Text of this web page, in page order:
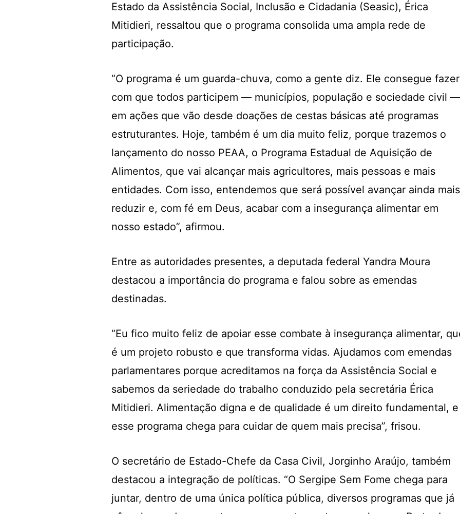
Estado da Assistência Social, Inclusão e Cidadania (Seasic), Érica
Mitidieri, ressaltou que o programa consolida uma ampla rede de
participação.
“O programa é um guarda-chuva, como a gente diz. Ele consegue fazer
com que todos participem — municípios, população e sociedade civil —
em ações que vão desde doações de cestas básicas até programas
estruturantes. Hoje, também é um dia muito feliz, porque trazemos o
lançamento do nosso PEAA, o Programa Estadual de Aquisição de
Alimentos, que vai alcançar mais agricultores, mais pessoas e mais
entidades. Com isso, entendemos que será possível avançar ainda
reduzir e, com fé em Deus, acabar com a insegurança alimentar em
nosso estado”, afirmou.
Entre as autoridades presentes, a deputada federal Yandra Moura
destacou a importância do programa e falou sobre as emendas
destinadas.
“Eu fico muito feliz de apoiar esse combate à insegurança alimentar,
é um projeto robusto e que transforma vidas. Ajudamos com emendas
parlamentares porque acreditamos na força da Assistência Social e
sabemos da seriedade do trabalho conduzido pela secretária Érica
Mitidieri. Alimentação digna e de qualidade é um direito fundamental, e
esse programa chega para cuidar de quem mais precisa”, frisou.
O secretário de Estado-Chefe da Casa Civil, Jorginho Araújo, também
destacou a integração de políticas. “O Sergipe Sem Fome chega para
juntar, dentro de uma única política pública, diversos programas que já